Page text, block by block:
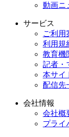
動画ニ
サービス
ご利用
利用規
教育機
記者・
本サイ
配信先
会社情報
会社概
プライ